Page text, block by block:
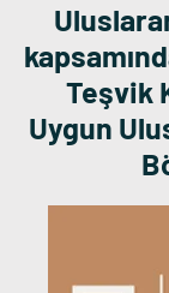
Teşvik
Uygun